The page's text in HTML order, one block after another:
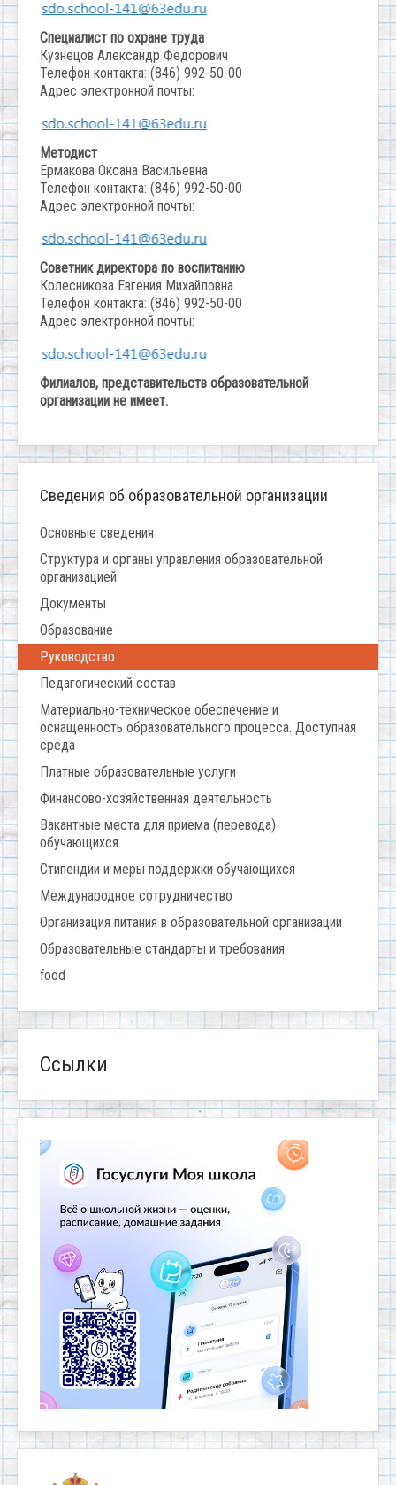
Специалист по охране труда
Кузнецов Александр Федорович
Телефон контакта: (846) 992-50-00
Адрес электронной почты:
Методист
Ермакова Оксана Васильевна
Телефон контакта: (846) 992-50-00
Адрес электронной почты:
Советник директора по воспитанию
Колесникова Евгения Михайловна
Телефон контакта: (846) 992-50-00
Адрес электронной почты:
Филиалов, представительств образовательной
организации не имеет.
Сведения об образовательной организации
Основные сведения
Структура и органы управления образовательной
организацией
Документы
Образование
Руководство
Педагогический состав
Материально-техническое обеспечение и
оснащенность образовательного процесса. Доступная
среда
Платные образовательные услуги
Финансово-хозяйственная деятельность
Вакантные места для приема (перевода)
обучающихся
Стипендии и меры поддержки обучающихся
Международное сотрудничество
Организация питания в образовательной организации
Образовательные стандарты и требования
food
Ссылки